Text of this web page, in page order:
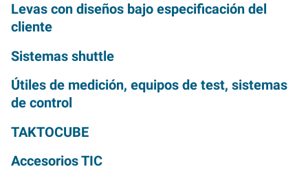
Levas con diseños bajo especificación del
cliente
Sistemas shuttle
Útiles de medición, equipos de test, sistemas
de control
TAKTOCUBE
Accesorios TIC